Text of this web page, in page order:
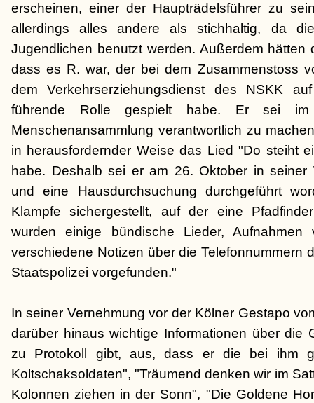
erscheinen, einer der Haupträdelsführer zu
allerdings alles andere als stichhaltig, da
Jugendlichen benutzt werden. Außerdem hätten
dass es R. war, der bei dem Zusammenstoss
dem Verkehrserziehungsdienst des NSKK
führende Rolle gespielt habe. Er sei im
Menschenansammlung verantwortlich zu
in herausfordernder Weise das Lied "Do steiht
habe. Deshalb sei er am 26. Oktober in seiner
und eine Hausdurchsuchung durchgeführt
Klampfe sichergestellt, auf der eine
wurden einige bündische Lieder, Aufnahmen
verschiedene Notizen über die Telefonnummern
Staatspolizei vorgefunden."
In seiner Vernehmung vor der Kölner Gestapo
darüber hinaus wichtige Informationen über die
zu Protokoll gibt, aus, dass er die bei ihm
Koltschaksoldaten", "Träumend denken wir im
Kolonnen ziehen in der Sonn", "Die Goldene